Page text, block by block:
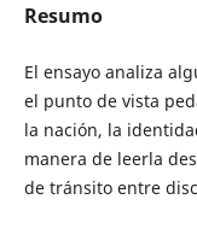
Resumo
El ensayo analiza
el punto de vista
la nación, la
manera de leerla
de tránsito entre